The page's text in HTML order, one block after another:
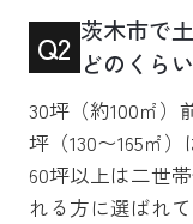
Q2 茨木市で
どのくら
30坪（約100㎡）
坪（130〜165㎡
60坪以上は二世
れる方に選ばれて